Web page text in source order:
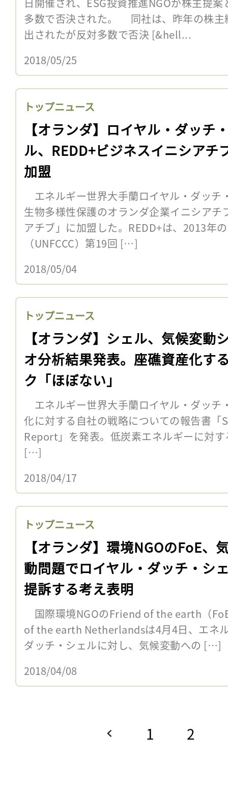
多数で否決された。 同社は、昨年の株主
出されたが反対多数で否決 [&hell...
2018/05/25
トップニュース
【オランダ】ロイヤル・ダッチ
ル、REDD+ビジネスイニシアチ
加盟
エネルギー世界大手蘭ロイヤル・ダッチ
生物多様性保護のオランダ企業イニシアチ
アチブ」に加盟した。REDD+は、2013年
（UNFCCC）第19回 […]
2018/05/04
トップニュース
【オランダ】シェル、気候変動
オ分析結果発表。座礁資産化す
ク「ほぼない」
エネルギー世界大手蘭ロイヤル・ダッチ
化に対する自社の戦略についての報告書
Report」を発表。低炭素エネルギーに対
[…]
2018/04/17
トップニュース
【オランダ】環境NGOのFoE、
動問題でロイヤル・ダッチ・シ
提訴する考え表明
国際環境NGOのFriend of the earth（
of the earth Netherlandsは4月4日、エネ
ダッチ・シェルに対し、気候変動への […]
2018/04/08
1 2